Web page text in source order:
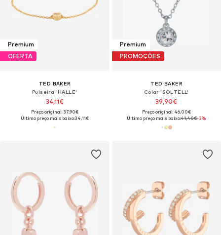
Premium
OFERTA
TED BAKER
Pulseira 'HALLE'
34,11€
Preço original: 37,90€
Último preço mais baixo:34,11€
Premium
PROMOÇÕES
TED BAKER
Colar 'SOLTELL'
39,90€
Preço original: 46,00€
Último preço mais baixo:41,40€-3%